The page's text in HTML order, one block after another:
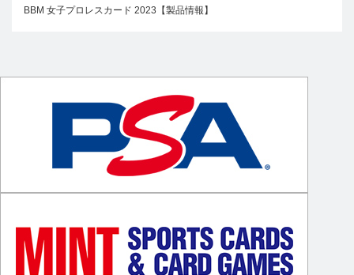
BBM 女子プロレスカード 2023【製品情報】